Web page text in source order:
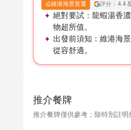
維港海景首選 評分：4.4
絕對要試： 龍蝦湯香
物超所值。
出發前須知： 維港海
從容舒適。
推介餐牌
推介餐牌僅供參考；除特別註